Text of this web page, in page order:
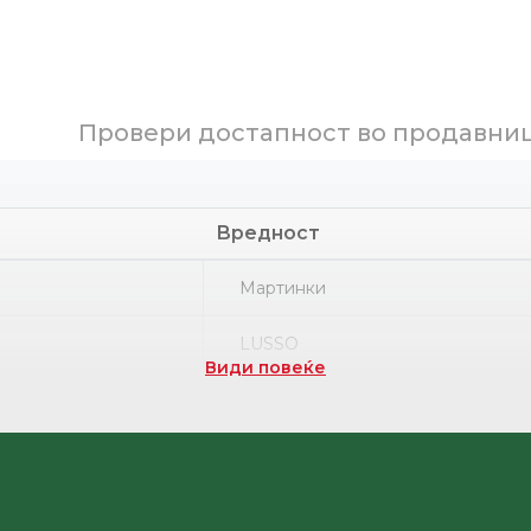
Провери достапност во
Вредност
Мартинки
LUSSO
Види повеќе